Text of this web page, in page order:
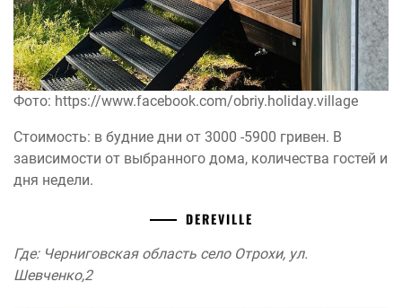
Фото: https://www.facebook.com/obriy.holiday.village
Стоимость: в будние дни от 3000 -5900 гривен. В
зависимости от выбранного дома, количества гостей и
дня недели.
DEREVILLE
Где: Черниговская область село Отрохи, ул.
Шевченко,2